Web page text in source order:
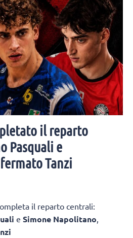
il reparto
Pasquali e
Tanzi
il reparto centrali:
e Simone Napolitano,